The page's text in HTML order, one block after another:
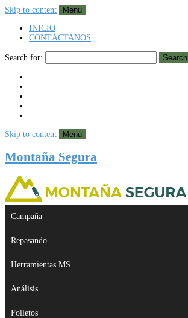
Skip to content
Menu
INICIO
CONTÁCTANOS
Search for: Search
Skip to content Menu
Montaña Segura
Campaña
Repasando
Herramientas MS
Análisis
Folletos